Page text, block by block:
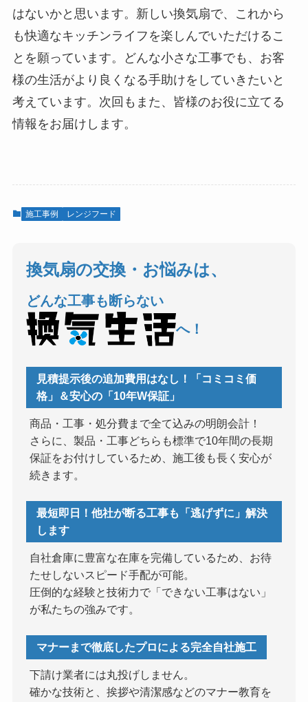
はないかと思います。新しい換気扇で、これから
も快適なキッチンライフを楽しんでいただけるこ
とを願っています。どんな小さな工事でも、お客
様の生活がより良くなる手助けをしていきたいと
考えています。次回もまた、皆様のお役に立てる
情報をお届けします。
施工事例 レンジフード
換気扇の交換・お悩みは、
どんな工事も断らない
へ！
見積提示後の追加費用はなし！「コミコミ価
格」＆安心の「10年W保証」
商品・工事・処分費まで全て込みの明朗会計！
さらに、製品・工事どちらも標準で10年間の長期
保証をお付けしているため、施工後も長く安心が
続きます。
最短即日！他社が断る工事も「逃げずに」解決
します
自社倉庫に豊富な在庫を完備しているため、お待
たせしないスピード手配が可能。
圧倒的な経験と技術力で「できない工事はない」
が私たちの強みです。
マナーまで徹底したプロによる完全自社施工
下請け業者には丸投げしません。
確かな技術と、挨拶や清潔感などのマナー教育を